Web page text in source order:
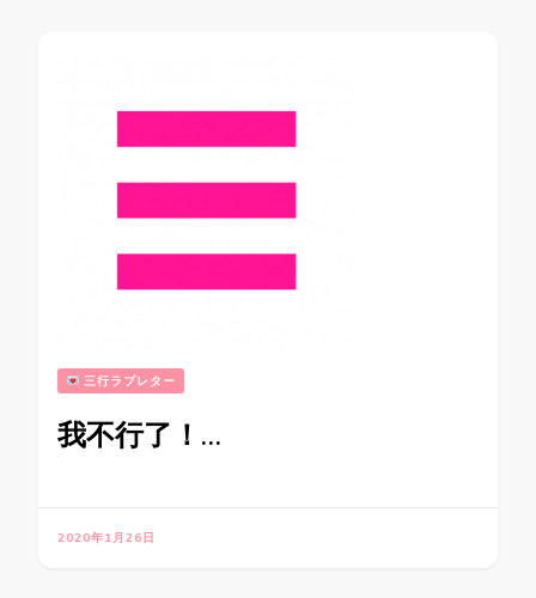
三行ラブレター
我不行了！…
2020年1月26日